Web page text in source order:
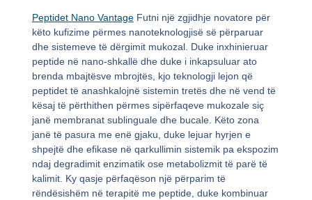
Peptidet Nano VantageFutni një zgjidhje novatore për
këto kufizime përmes nanoteknologjisë së përparuar
dhe sistemeve të dërgimit mukozal. Duke inxhinieruar
peptide në nano-shkallë dhe duke i inkapsuluar ato
brenda mbajtësve mbrojtës, kjo teknologji lejon që
peptidet të anashkalojnë sistemin tretës dhe në vend të
kësaj të përthithen përmes sipërfaqeve mukozale siç
janë membranat sublinguale dhe bucale. Këto zona
janë të pasura me enë gjaku, duke lejuar hyrjen e
shpejtë dhe efikase në qarkullimin sistemik pa ekspozim
ndaj degradimit enzimatik ose metabolizmit të parë të
kalimit. Ky qasje përfaqëson një përparim të
rëndësishëm në terapitë me peptide, duke kombinuar